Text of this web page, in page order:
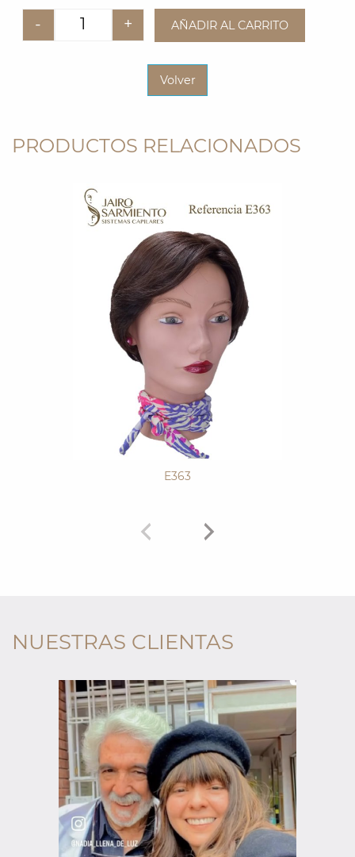
Quantity
- + AÑADIR AL CARRITO
Volver
PRODUCTOS RELACIONADOS
E363
NUESTRAS CLIENTAS